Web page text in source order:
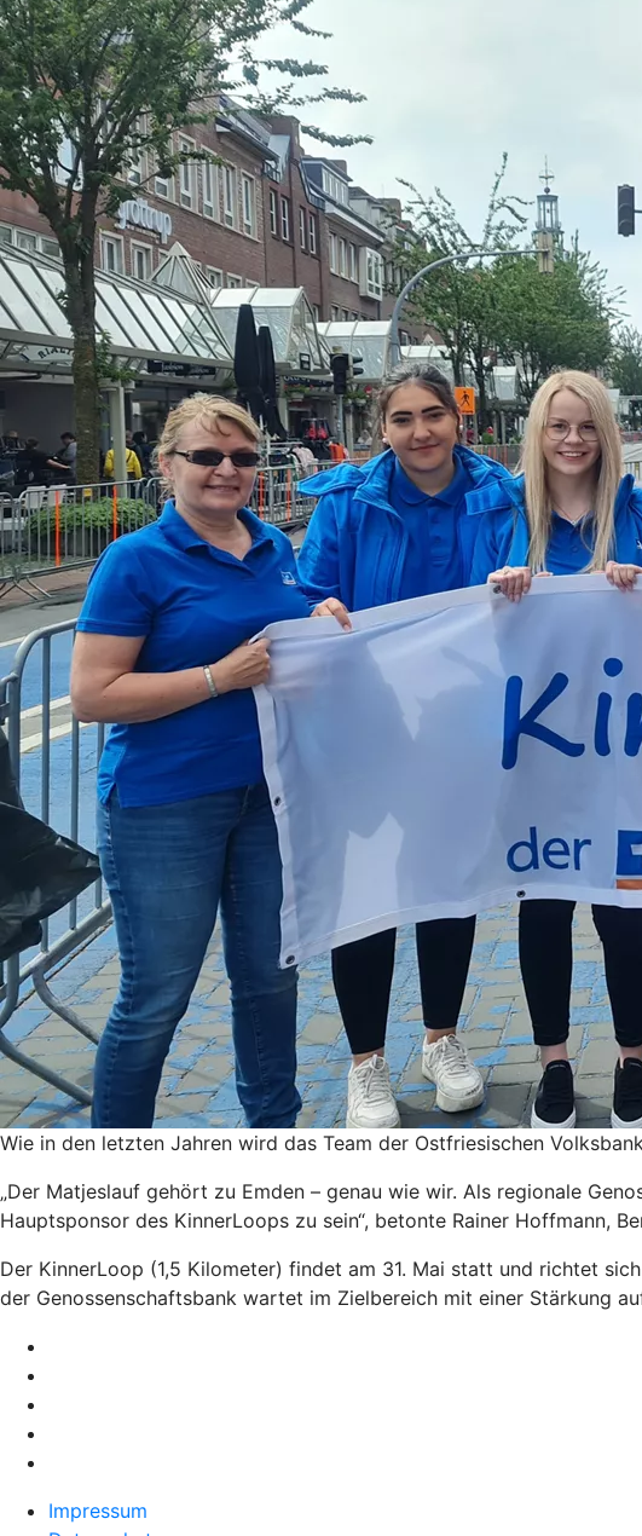
Wie in den letzten Jahren wird das Team der Ostfriesischen
„Der Matjeslauf gehört zu Emden – genau wie wir. Als regionale
Hauptsponsor des KinnerLoops zu sein“, betonte Rainer Hoffmann,
Der KinnerLoop (1,5 Kilometer) findet am 31. Mai statt und richtet
der Genossenschaftsbank wartet im Zielbereich mit einer Stärkung
Impressum